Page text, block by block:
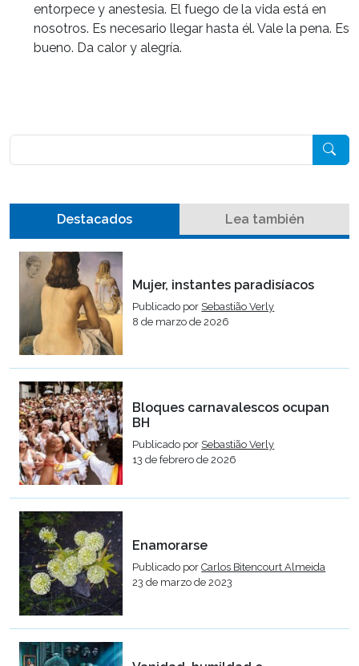
entorpece y anestesia. El fuego de la vida está en
nosotros. Es necesario llegar hasta él. Vale la pena. Es
bueno. Da calor y alegría.
Destacados Lea también
Mujer, instantes paradisíacos
Publicado por Sebastião Verly
8 de marzo de 2026
Bloques carnavalescos ocupan
BH
Publicado por Sebastião Verly
13 de febrero de 2026
Enamorarse
Publicado porCarlos Bitencourt Almeida
23 de marzo de 2023